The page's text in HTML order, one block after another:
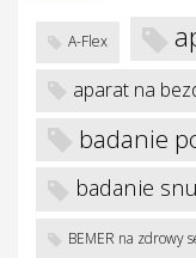
A-Flex
aparat na
badanie
badanie
BEMER na zdrowy